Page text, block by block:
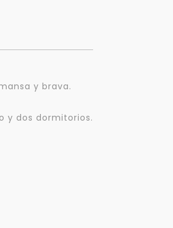
y brava.
y dos dormitorios.